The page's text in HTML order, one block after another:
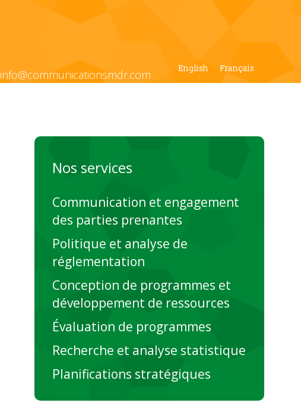
info@communicationsmdr.com English Français
Nos services
Communication et engagement
des parties prenantes
Politique et analyse de
réglementation
Conception de programmes et
développement de ressources
Évaluation de programmes
Recherche et analyse statistique
Planifications stratégiques